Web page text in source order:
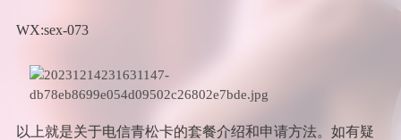
WX:sex-073
以上就是关于电信青松卡的套餐介绍和申请方法。如有疑